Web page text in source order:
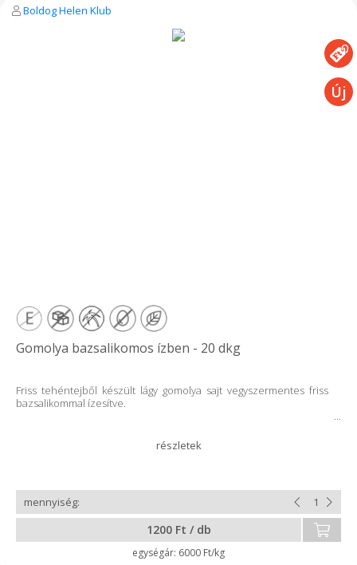
Boldog Helen Klub
Gomolya bazsalikomos ízben - 20 dkg
Friss tehéntejből készült lágy gomolya sajt vegyszermentes friss
bazsalikommal ízesítve.
1200 Ft / db
6000 Ft/kg